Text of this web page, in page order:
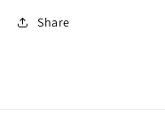
Share